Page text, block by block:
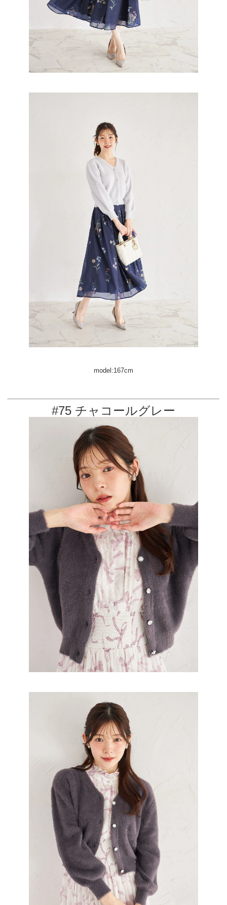
model:167cm
#75 チャコールグレー